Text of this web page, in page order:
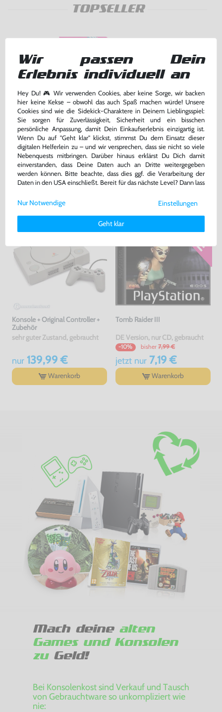
TOPSELLER
Memory Card / Memorycard /
Speicherkarte 1 MB / 15 Blocks
[verschiedene Farben &
Hersteller]
gebraucht
-20% bisher 5,00 €
jetzt nur4,00 €
Warenkorb
Original Sony Memory Card /
Speicherkarte #grau / SCPH-
1020
gebraucht
nur29,99 €
Warenkorb
Konsole + Original Controller +
Zubehör
sehr guter Zustand, gebraucht
nur139,99 €
Warenkorb
Tomb Raider III
DE Version, nur CD, gebraucht
-10% bisher 7,99 €
jetzt nur7,19 €
Warenkorb
Mach deine alten
Games und Konsolen
zuGeld!
Bei Konsolenkost sind Verkauf und Tausch
von Gebrauchtware so unkompliziert wie
nie:
Wir passen Dein
Erlebnis individuell an
Hey Du! 🎮 Wir verwenden Cookies, aber keine Sorge, wir backen
hier keine Kekse – obwohl das auch Spaß machen würde! Unsere
Cookies sind wie die Sidekick-Charaktere in Deinem Lieblingsspiel:
Sie sorgen für Zuverlässigkeit, Sicherheit und ein bisschen
persönliche Anpassung, damit Dein Einkaufserlebnis einzigartig ist.
Wenn Du auf "Geht klar" klickst, stimmst Du dem Einsatz dieser
digitalen Helferlein zu – und wir versprechen, dass sie nicht so viele
Nebenquests mitbringen. Darüber hinaus erklärst Du Dich damit
einverstanden, dass Deine Daten auch an Dritte weitergegeben
werden können. Bitte beachte, dass dies ggf. die Verarbeitung der
Daten in den USA einschließt. Bereit für das nächste Level? Dann lass
Weitere Informationen zu den von uns verwendeten Cookies und
Deinen Rechten als Nutzer findest Du in unsererDaten­schutz­
Impressum.
Einstellungen
Geht klar
Nur Notwendige